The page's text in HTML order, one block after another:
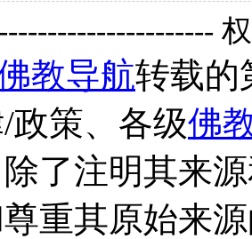
教导航转载的
政策、各级佛
了注明其来
重其原始来